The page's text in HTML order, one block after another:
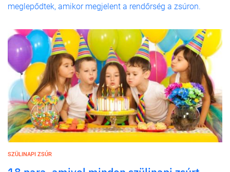
meglepődtek, amikor megjelent a rendőrség a zsúron.
SZÜLINAPI ZSÚR